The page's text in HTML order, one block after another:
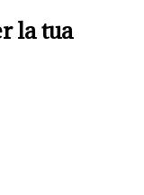
la tua